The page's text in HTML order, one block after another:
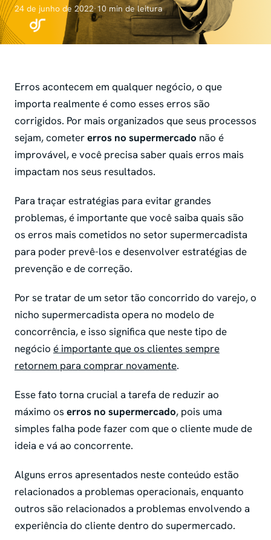
24 de junho de 2022·10 min de leitura
Erros acontecem em qualquer negócio, o que
importa realmente é como esses erros são
corrigidos. Por mais organizados que seus processos
sejam, cometererros no supermercado não é
improvável, e você precisa saber quais erros mais
impactam nos seus resultados.
Para traçar estratégias para evitar grandes
problemas, é importante que você saiba quais são
os erros mais cometidos no setor supermercadista
para poder prevê-los e desenvolver estratégias de
prevenção e de correção.
Por se tratar de um setor tão concorrido do varejo, o
nicho supermercadista opera no modelo de
concorrência, e isso significa que neste tipo de
negócio é importante que os clientes sempre
retornem para comprar novamente.
Esse fato torna crucial a tarefa de reduzir ao
máximo oserros no supermercado, pois uma
simples falha pode fazer com que o cliente mude de
ideia e vá ao concorrente.
Alguns erros apresentados neste conteúdo estão
relacionados a problemas operacionais, enquanto
outros são relacionados a problemas envolvendo a
experiência do cliente dentro do supermercado.